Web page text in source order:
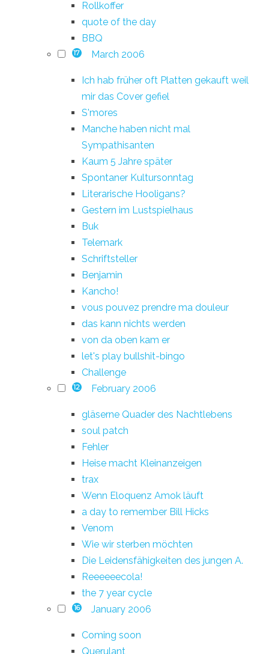
Rollkoffer
quote of the day
BBQ
17 March 2006
Ich hab früher oft Platten gekauft weil
mir das Cover gefiel
S'mores
Manche haben nicht mal
Sympathisanten
Kaum 5 Jahre später
Spontaner Kultursonntag
Literarische Hooligans?
Gestern im Lustspielhaus
Buk
Telemark
Schriftsteller
Benjamin
Kancho!
vous pouvez prendre ma douleur
das kann nichts werden
von da oben kam er
let's play bullshit-bingo
Challenge
12 February 2006
gläserne Quader des Nachtlebens
soul patch
Fehler
Heise macht Kleinanzeigen
trax
Wenn Eloquenz Amok läuft
a day to remember Bill Hicks
Venom
Wie wir sterben möchten
Die Leidensfähigkeiten des jungen A.
Reeeeeecola!
the 7 year cycle
16 January 2006
Coming soon
Querulant